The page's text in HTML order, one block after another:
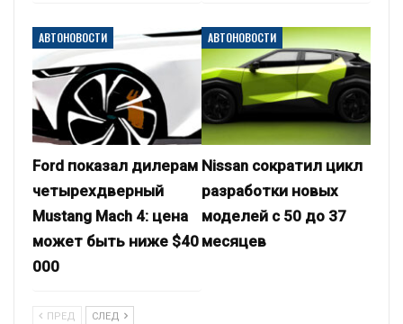
АВТОНОВОСТИ
Ford показал дилерам
четырехдверный
Mustang Mach 4: цена
может быть ниже $40
000
АВТОНОВОСТИ
Nissan сократил цикл
разработки новых
моделей с 50 до 37
месяцев
ПРЕД СЛЕД